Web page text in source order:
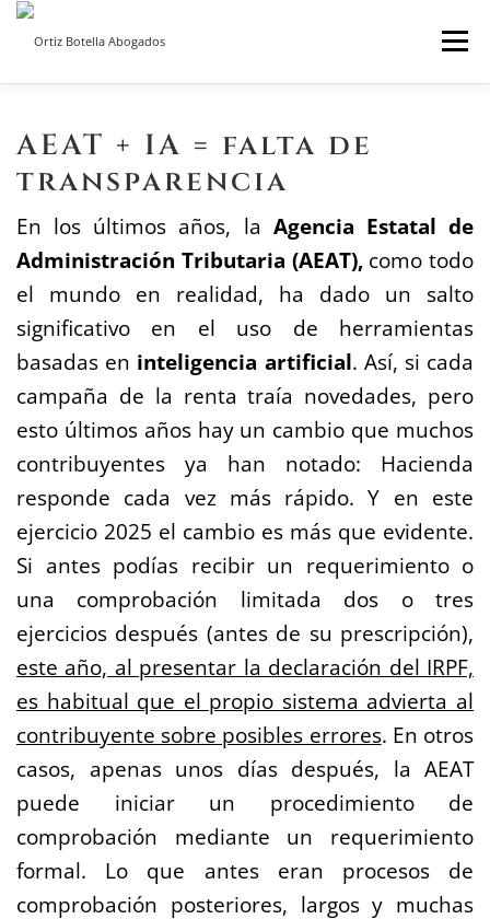
Saltar
Menú
AEAT + IA = falta de
transparencia
En los últimos años, la Agencia Estatal de
Administración Tributaria (AEAT),como todo
el mundo en realidad, ha dado un salto
significativo en el uso de herramientas
basadas en inteligencia artificial. Así, si cada
campaña de la renta traía novedades, pero
esto últimos años hay un cambio que muchos
contribuyentes ya han notado: Hacienda
responde cada vez más rápido. Y en este
ejercicio 2025 el cambio es más que evidente.
Si antes podías recibir un requerimiento o
una comprobación limitada dos o tres
ejercicios después (antes de su prescripción),
este año, al presentar la declaración del IRPF,
es habitual que el propio sistema advierta al
contribuyente sobre posibles errores. En otros
casos, apenas unos días después, la AEAT
puede iniciar un procedimiento de
comprobación mediante un requerimiento
formal. Lo que antes eran procesos de
comprobación posteriores, largos y muchas